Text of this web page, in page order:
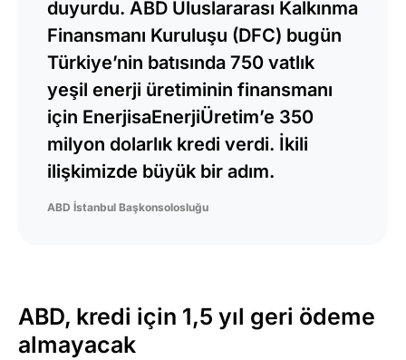
duyurdu. ABD Uluslararası Kalkınma
Finansmanı Kuruluşu (DFC) bugün
Türkiye’nin batısında 750 vatlık
yeşil enerji üretiminin finansmanı
için EnerjisaEnerjiÜretim’e 350
milyon dolarlık kredi verdi. İkili
ilişkimizde büyük bir adım.
ABD İstanbul Başkonsolosluğu
ABD, kredi için 1,5 yıl geri ödeme
almayacak